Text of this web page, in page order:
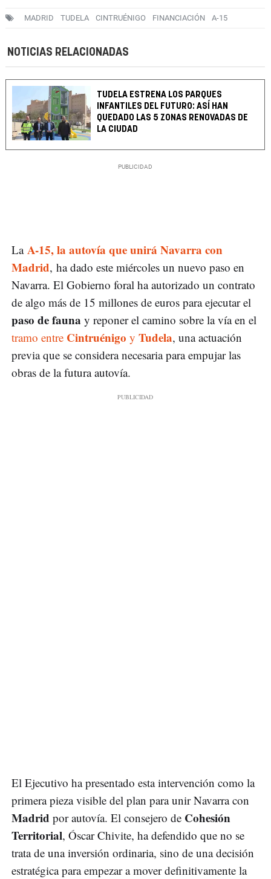
MADRID TUDELA CINTRUÉNIGO FINANCIACIÓN A-15
NOTICIAS RELACIONADAS
TUDELA ESTRENA LOS PARQUES
INFANTILES DEL FUTURO: ASÍ HAN
QUEDADO LAS 5 ZONAS RENOVADAS DE
LA CIUDAD
La A-15, la autovía que unirá Navarra con
Madrid, ha dado este miércoles un nuevo paso en
Navarra. El Gobierno foral ha autorizado un contrato
de algo más de 15 millones de euros para ejecutar el
paso de fauna y reponer el camino sobre la vía en el
tramo entre Cintruénigo y Tudela, una actuación
previa que se considera necesaria para empujar las
obras de la futura autovía.
El Ejecutivo ha presentado esta intervención como la
primera pieza visible del plan para unir Navarra con
Madrid por autovía. El consejero de Cohesión
Territorial, Óscar Chivite, ha defendido que no se
trata de una inversión ordinaria, sino de una decisión
estratégica para empezar a mover definitivamente la